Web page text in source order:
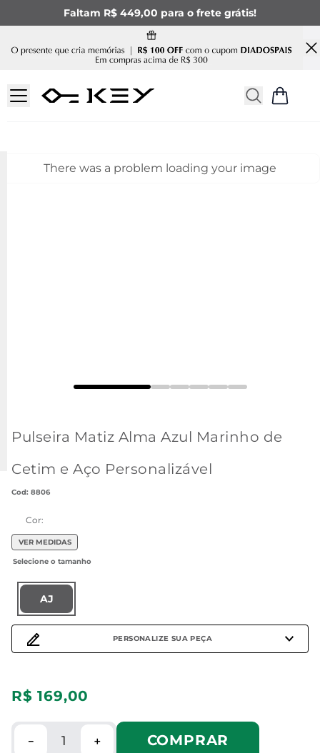
Faltam R$ 449,00 para o frete grátis!
There was a problem loading your image
Pulseira Matiz Alma Azul Marinho de
Cetim e Aço Personalizável
: 8806
Cor:
VER MEDIDAS
AJ
PERSONALIZE SUA PEÇA
R$ 169,00
＋
－ COMPRAR